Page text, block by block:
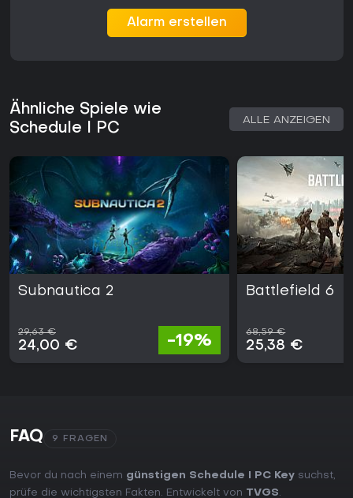
Alarm erstellen
Ähnliche Spiele wie
Schedule I PC
ALLE ANZEIGEN
Subnautica 2
29,63 €
24,00 € -19%
Battlefield 6
68,59 €
25,38 €
FAQ 9 FRAGEN
Bevor du nach einem günstigen Schedule I PC Key suchst,
prüfe die wichtigsten Fakten. Entwickelt von TVGS.